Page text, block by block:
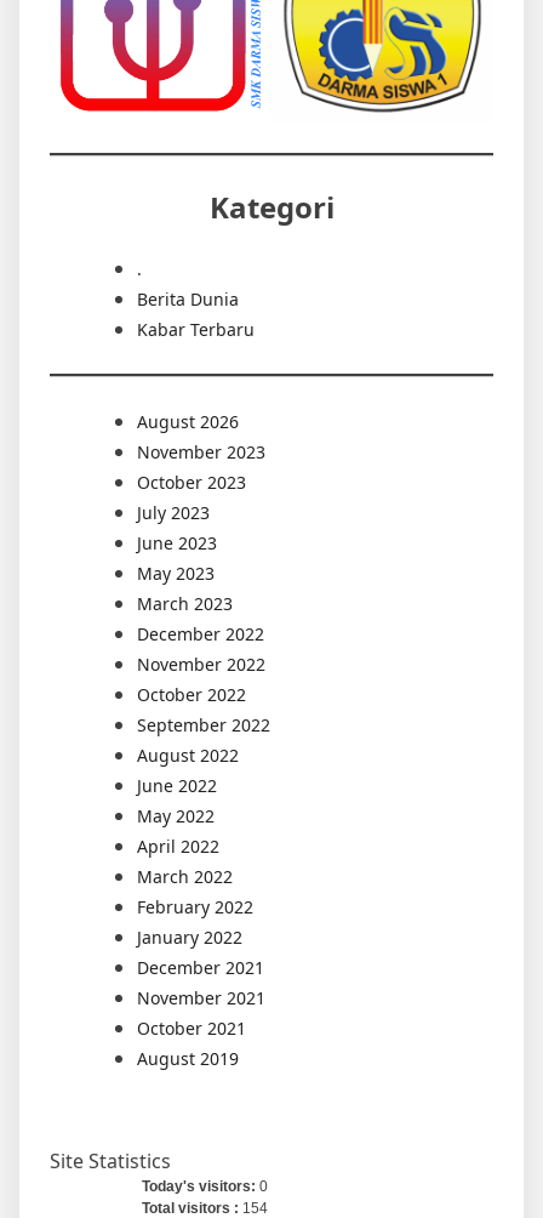
Kategori
.
Berita Dunia
Kabar Terbaru
August 2026
November 2023
October 2023
July 2023
June 2023
May 2023
March 2023
December 2022
November 2022
October 2022
September 2022
August 2022
June 2022
May 2022
April 2022
March 2022
February 2022
January 2022
December 2021
November 2021
October 2021
August 2019
Site Statistics
Today's visitors: 0
Total visitors : 154